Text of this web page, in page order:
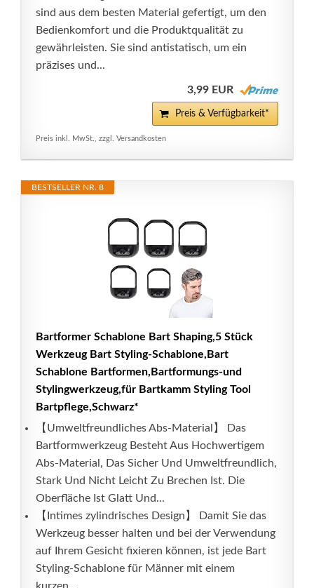
sind aus dem besten Material gefertigt, um den
Bedienkomfort und die Produktqualität zu
gewährleisten. Sie sind antistatisch, um ein
präzises und...
3,99 EUR
Preis & Verfügbarkeit*
Preis inkl. MwSt., zzgl. Versandkosten
BESTSELLER NR. 8
Bartformer Schablone Bart Shaping,5 Stück
Werkzeug Bart Styling-Schablone,Bart
Schablone Bartformen,Bartformungs-und
Stylingwerkzeug,für Bartkamm Styling Tool
Bartpflege,Schwarz*
【Umweltfreundliches Abs-Material】 Das
Bartformwerkzeug Besteht Aus Hochwertigem
Abs-Material, Das Sicher Und Umweltfreundlich,
Stark Und Nicht Leicht Zu Brechen Ist. Die
Oberfläche Ist Glatt Und...
【Intimes zylindrisches Design】 Damit Sie das
Werkzeug besser halten und bei der Verwendung
auf Ihrem Gesicht fixieren können, ist jede Bart
Styling-Schablone für Männer mit einem